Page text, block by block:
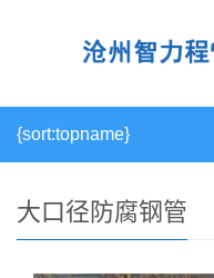
{sort:topname}
大口径防腐钢管